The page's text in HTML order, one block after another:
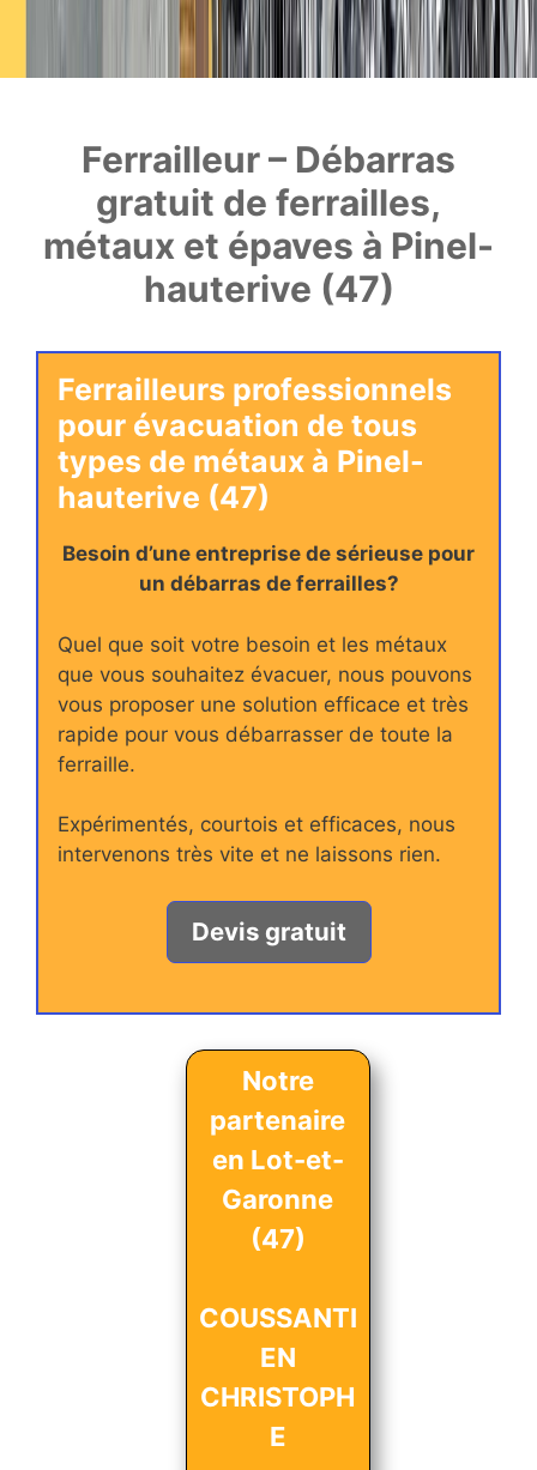
Ferrailleur – Débarras
gratuit de ferrailles,
métaux et épaves à Pinel-
hauterive (47)
Ferrailleurs professionnels
pour évacuation de tous
types de métaux à Pinel-
hauterive (47)
Besoin d’une entreprise de sérieuse pour
un débarras de ferrailles?
Quel que soit votre besoin et les métaux
que vous souhaitez évacuer, nous pouvons
vous proposer une solution efficace et très
rapide pour vous débarrasser de toute la
ferraille.
Expérimentés, courtois et efficaces, nous
intervenons très vite et ne laissons rien.
Devis gratuit
Notre
partenaire
en Lot-et-
Garonne
(47)
COUSSANTI
EN
CHRISTOPH
E